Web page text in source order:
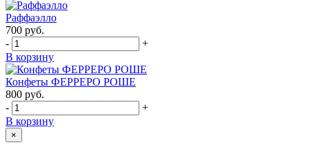
Раффаэлло
700 руб.
-
+
В корзину
Конфеты ФЕРРЕРО РОШЕ
800 руб.
-
+
В корзину
×